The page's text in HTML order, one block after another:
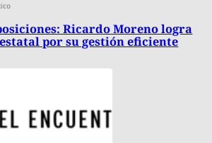
Ricardo Moreno logra
por su gestión eficiente